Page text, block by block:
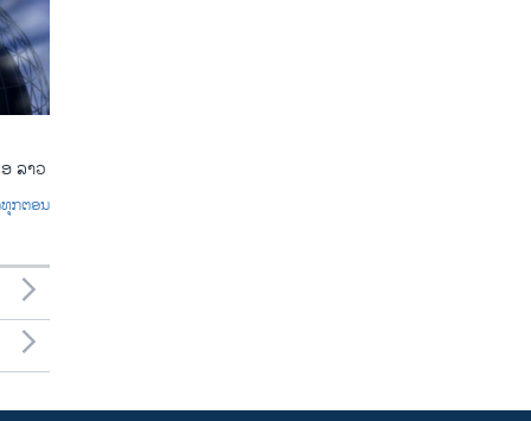
ລາວ
ກຕອນ